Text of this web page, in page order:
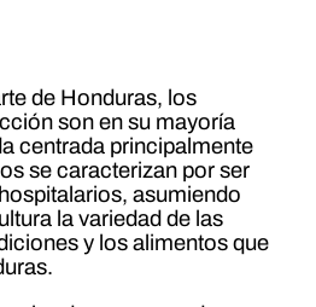
de Honduras, los
son en su mayoría
centrada principalmente
se caracterizan por ser
asumiendo
la variedad de las
y los alimentos que